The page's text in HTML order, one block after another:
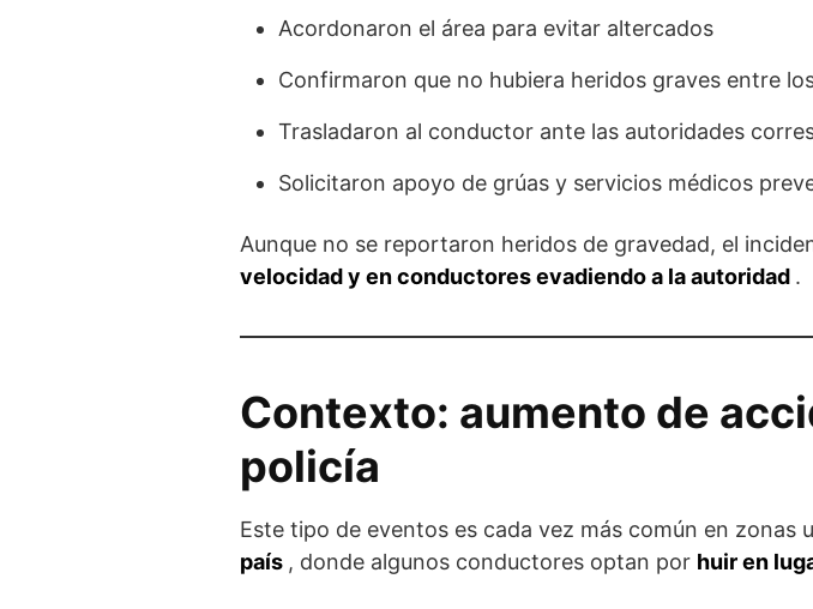
Acordonaron el área para evitar altercados
Confirmaron que no hubiera heridos graves entre
Trasladaron al conductor ante las autoridades
Solicitaron apoyo de grúas y servicios médicos
Aunque no se reportaron heridos de gravedad, el
velocidad y en conductores evadiendo a la autoridad .
Contexto: aumento de
policía
Este tipo de eventos es cada vez más común en zonas
país , donde algunos conductores optan por huir en